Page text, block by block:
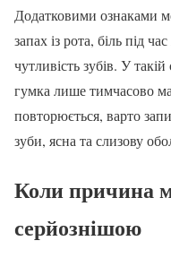
Додатковими ознаками
запах із рота, біль під
чутливість зубів. У
гумка лише тимчасово
повторюється, варто
зуби, ясна та слизову
Коли причина
серйознішою